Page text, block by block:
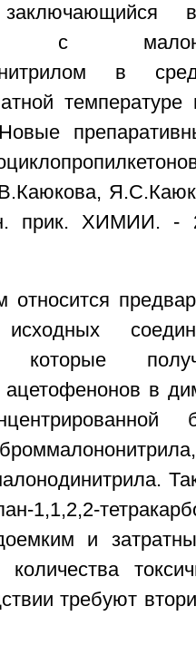
с
в
прик. ХИМИИ. -
относится
которые
ацетофенонов в
1,1,2,2-
и
требуют